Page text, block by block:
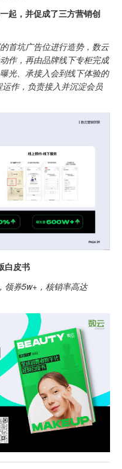
起，并促成了三方营销创
首坑广告位进行造势，数云
作，再由品牌线下专柜完成
光、承接入会到线下体验的
作，负责接入并沉淀会员
白皮书
领券5w+，核销率高达